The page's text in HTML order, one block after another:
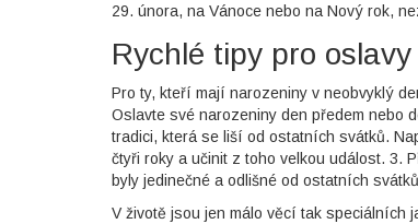
29. února, na Vánoce nebo na Nový rok,
Rychlé tipy pro
Pro ty, kteří mají narozeniny v neobvyklý
Oslavte své narozeniny den předem nebo
tradici, která se liší od ostatních svátků.
čtyři roky a učinit z toho velkou událost. 3.
byly jedinečné a odlišné od ostatních
V životě jsou jen málo věcí tak speciálních